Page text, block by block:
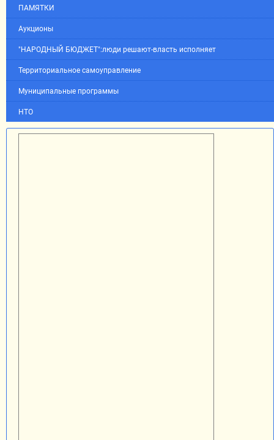
ПАМЯТКИ
Аукционы
"НАРОДНЫЙ БЮДЖЕТ":люди решают-власть исполняет
Территориальное самоуправление
Муниципальные программы
НТО